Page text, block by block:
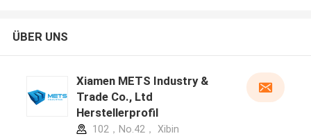
ÜBER UNS
Xiamen METS Industry &
Trade Co., Ltd
Herstellerprofil
102，No.42， Xibin